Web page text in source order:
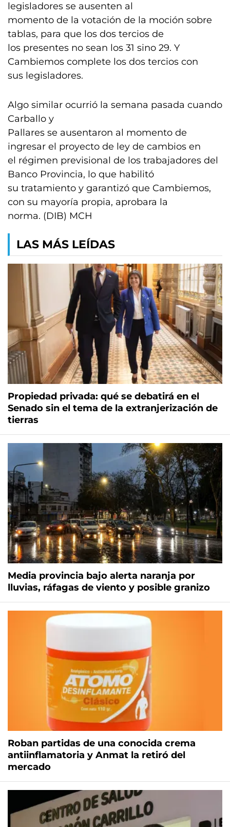
legisladores se ausenten al
momento de la votación de la moción sobre
tablas, para que los dos tercios de
los presentes no sean los 31 sino 29. Y
Cambiemos complete los dos tercios con
sus legisladores.
Algo similar ocurrió la semana pasada cuando
Carballo y
Pallares se ausentaron al momento de
ingresar el proyecto de ley de cambios en
el régimen previsional de los trabajadores del
Banco Provincia, lo que habilitó
su tratamiento y garantizó que Cambiemos,
con su mayoría propia, aprobara la
norma. (DIB) MCH
LAS MÁS LEÍDAS
Propiedad privada: qué se debatirá en el
Senado sin el tema de la extranjerización de
tierras
Media provincia bajo alerta naranja por
lluvias, ráfagas de viento y posible granizo
Roban partidas de una conocida crema
antiinflamatoria y Anmat la retiró del
mercado